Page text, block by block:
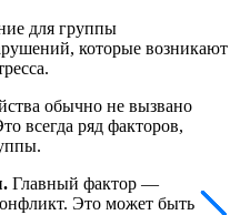
для группы
которые возникают
обычно не вызвано
всегда ряд факторов,
Главный фактор —
Это может быть